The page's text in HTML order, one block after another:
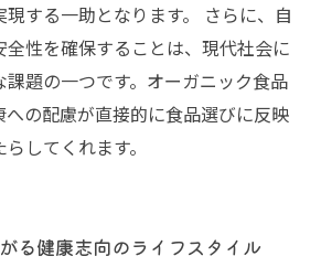
する一助となります。 さらに、自
性を確保することは、現代社会に
題の一つです。オーガニック食品
への配慮が直接的に食品選びに反映
してくれます。
る健康志向のライフスタイル